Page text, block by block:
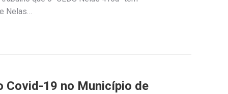
Nelas…
Covid-19 no Município de